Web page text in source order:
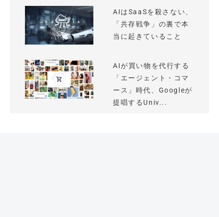
AIはSaaSを殺さない、
「共存戦争」の裏で本
当に起きていること
AIが買い物を代行する
「エージェント・コマ
ース」時代、Googleが
提唱するUniv...